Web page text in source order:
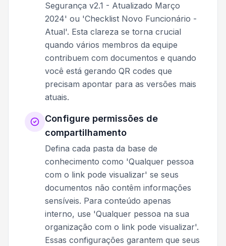
Segurança v2.1 - Atualizado Março
2024' ou 'Checklist Novo Funcionário -
Atual'. Esta clareza se torna crucial
quando vários membros da equipe
contribuem com documentos e quando
você está gerando QR codes que
precisam apontar para as versões mais
atuais.
Configure permissões de
compartilhamento
Defina cada pasta da base de
conhecimento como 'Qualquer pessoa
com o link pode visualizar' se seus
documentos não contêm informações
sensíveis. Para conteúdo apenas
interno, use 'Qualquer pessoa na sua
organização com o link pode visualizar'.
Essas configurações garantem que seus